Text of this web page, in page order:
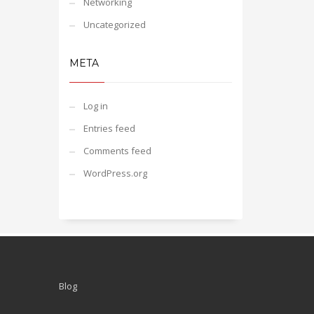
Uncategorized
META
Log in
Entries feed
Comments feed
WordPress.org
Blog